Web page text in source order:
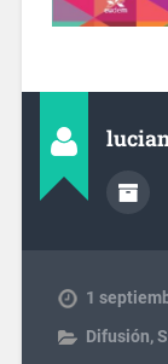
1
Difusión,